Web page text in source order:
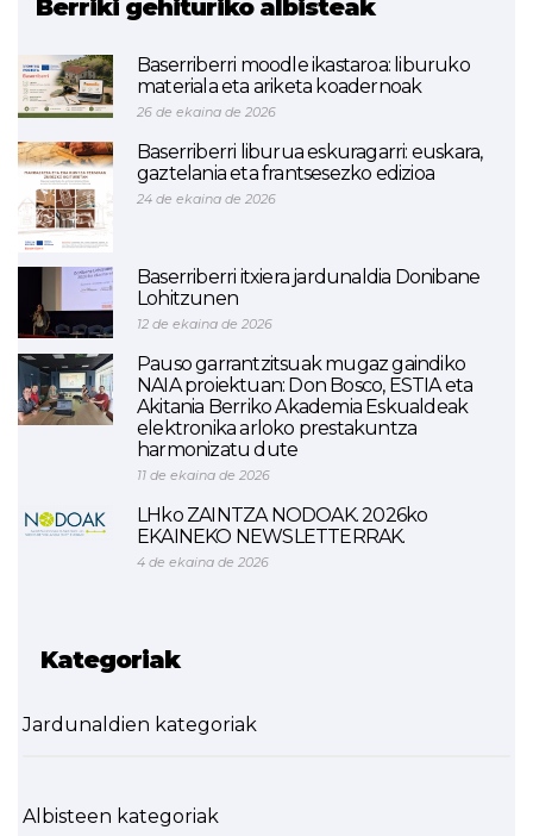
Berriki gehituriko albisteak
Baserriberri moodle ikastaroa: liburuko
materiala eta ariketa koadernoak
26 de ekaina de 2026
Baserriberri liburua eskuragarri: euskara,
gaztelania eta frantsesezko edizioa
24 de ekaina de 2026
Baserriberri itxiera jardunaldia Donibane
Lohitzunen
12 de ekaina de 2026
Pauso garrantzitsuak mugaz gaindiko
NAIA proiektuan: Don Bosco, ESTIA eta
Akitania Berriko Akademia Eskualdeak
elektronika arloko prestakuntza
harmonizatu dute
11 de ekaina de 2026
LHko ZAINTZA NODOAK. 2026ko
EKAINEKO NEWSLETTERRAK.
4 de ekaina de 2026
Kategoriak
Jardunaldien kategoriak
Albisteen kategoriak